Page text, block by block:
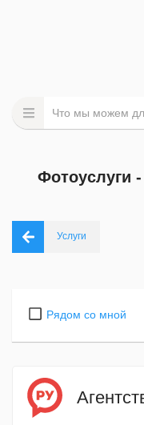
Фотоуслуги
Услуги
Рядом со мной